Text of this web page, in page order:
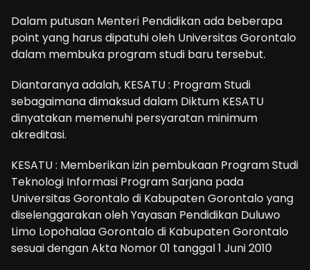
Dalam putusan Menteri Pendidikan ada beberapa
point yang harus dipatuhi oleh Universitas Gorontalo
dalam membuka program studi baru tersebut.
Diantaranya adalah, KESATU : Program Studi
sebagaimana dimaksud dalam Diktum KESATU
dinyatakan memenuhi persyaratan minimum
akreditasi.
KESATU : Memberikan izin pembukaan Program Studi
Teknologi Informasi Program Sarjana pada
Universitas Gorontalo di Kabupaten Gorontalo yang
diselenggarakan oleh Yayasan Pendidikan Duluwo
Limo Lopohalaa Gorontalo di Kabupaten Gorontalo
sesuai dengan Akta Nomor 01 tanggal 1 Juni 2010